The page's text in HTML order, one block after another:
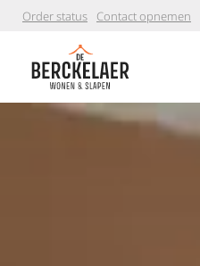
Order status Contact opnemen